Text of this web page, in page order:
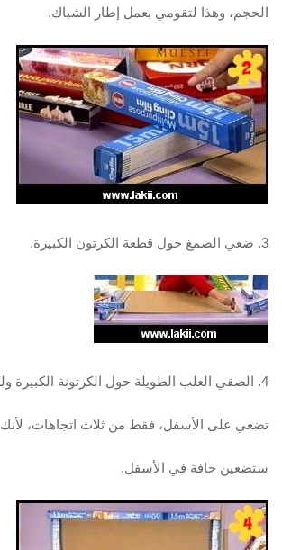
الحجم، وهذا لتقومي بعمل إطار الشباك.
3. ضعي الصمغ حول قطعة الكرتون الكبيرة.
4. الصقي العلب الطويلة حول الكرتونة الكبيرة ولكن لا
تضعي على الأسفل، فقط من ثلاث اتجاهات، لأنك
ستضعين حافة في الأسفل.